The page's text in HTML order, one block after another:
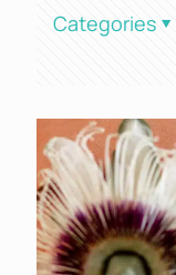
Categories